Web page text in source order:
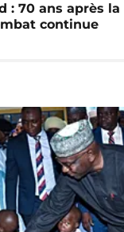
: 70 ans après
continue